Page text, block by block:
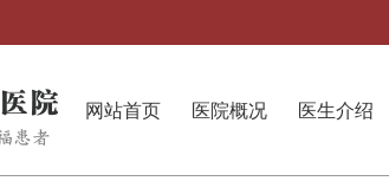
网站首页 医院概况 医生介绍